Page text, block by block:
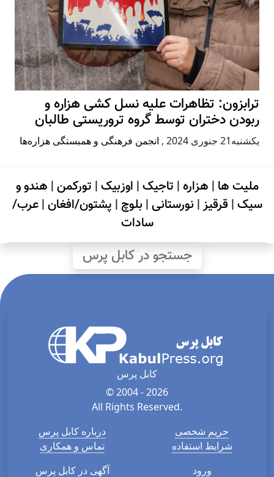
ترابزون: تظاهرات علیه نسل کشی هزاره و
ربودن دختران توسط گروه تروریستی طالبان
يكشنبه21 جنوری 2024 , انجمن فرهنگی و همبستگی هزاره‌ها
ملیت ها | هزاره| تاجیک| اوزبیک| تورکمن| هندو و
سیک| قرقیز| نورستانی| بلوچ | پشتون/افغان|عرب/
سادات
جستجو در کابل پرس
کابل پرس
© 2004 - 2026
All Rights Reserved.
درباره کابل پرس
تماس و همکاری
حریم شخصی
شرایط استفاده
آگهی در کابل پرس
ورود